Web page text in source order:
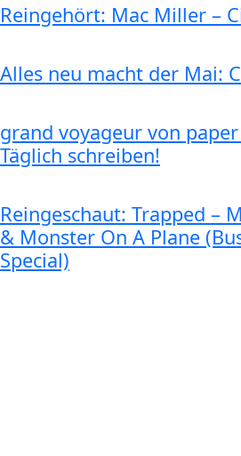
Reingehört: Mac Miller –
Alles neu macht der Mai:
grand voyageur von
Täglich schreiben!
Reingeschaut: Trapped –
& Monster On A Plane
Special)